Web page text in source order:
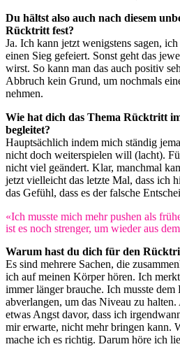
Du hältst also auch nach diesem
Rücktritt fest?
Ja. Ich kann jetzt wenigstens sagen,
einen Sieg gefeiert. Sonst geht das
wirst. So kann man das auch positiv
Abbruch kein Grund, um nochmals
nehmen.
Wie hat dich das Thema Rücktritt
begleitet?
Hauptsächlich indem mich ständig
nicht doch weiterspielen will (lacht).
nicht viel geändert. Klar, manchmal
jetzt vielleicht das letzte Mal, dass ich
das Gefühl, dass es der falsche
«Ich musste mich mehr pushen als
ist es noch strenger, um wieder aus
Warum hast du dich für den
Es sind mehrere Sachen, die
ich auf meinen Körper hören. Ich
immer länger brauche. Ich musste
abverlangen, um das Niveau zu halten.
etwas Angst davor, dass ich
mir erwarte, nicht mehr bringen kann.
mache ich es richtig. Darum höre ich